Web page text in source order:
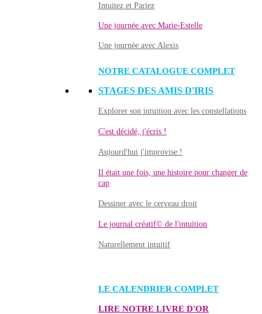
Intuitez et Pariez
Une journée avec Marie-Estelle
Une journée avec Alexis
NOTRE CATALOGUE COMPLET
STAGES DES AMIS D'IRIS
Explorer son intuition avec les constellations
C'est décidé, j'écris !
Aujourd'hui j'improvise !
Il était une fois, une histoire pour changer de
cap
Dessiner avec le cerveau droit
Le journal créatif© de l'intuition
Naturellement intuitif
LE CALENDRIER COMPLET
LIRE NOTRE LIVRE D'OR